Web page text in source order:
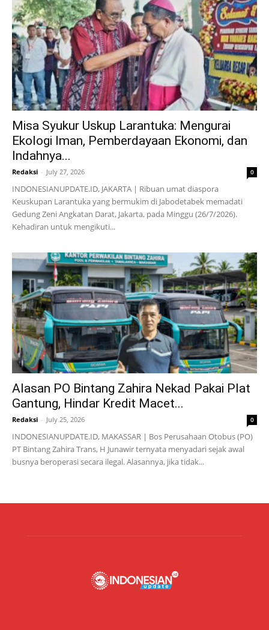
Misa Syukur Uskup Larantuka: Mengurai
Ekologi Iman, Pemberdayaan Ekonomi, dan
Indahnya...
Redaksi - July 27, 2026 0
INDONESIANUPDATE.ID, JAKARTA | Ribuan umat diaspora
Keuskupan Larantuka yang bermukim di Jabodetabek memadati
Gedung Zeni Angkatan Darat, Jakarta, pada Minggu (26/7/2026).
Kehadiran untuk mengikuti...
Alasan PO Bintang Zahira Nekad Pakai Plat
Gantung, Hindar Kredit Macet...
Redaksi - July 25, 2026 0
INDONESIANUPDATE.ID, MAKASSAR | Bos Perusahaan Otobus (PO)
PT Bintang Zahira Trans, H Junawir ternyata menyadari sejak awal
busnya beroperasi secara ilegal. Alasannya, jika tidak...